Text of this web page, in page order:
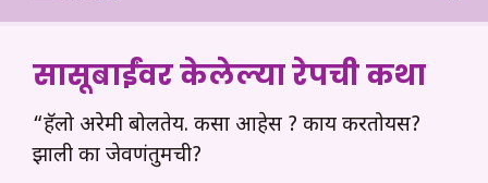
सासूबाईंवर केलेल्या रेपची कथा
“हॅलो अरेमी बोलतेय. कसा आहेस ? काय करतोयस?
झाली का जेवणंतुमची?